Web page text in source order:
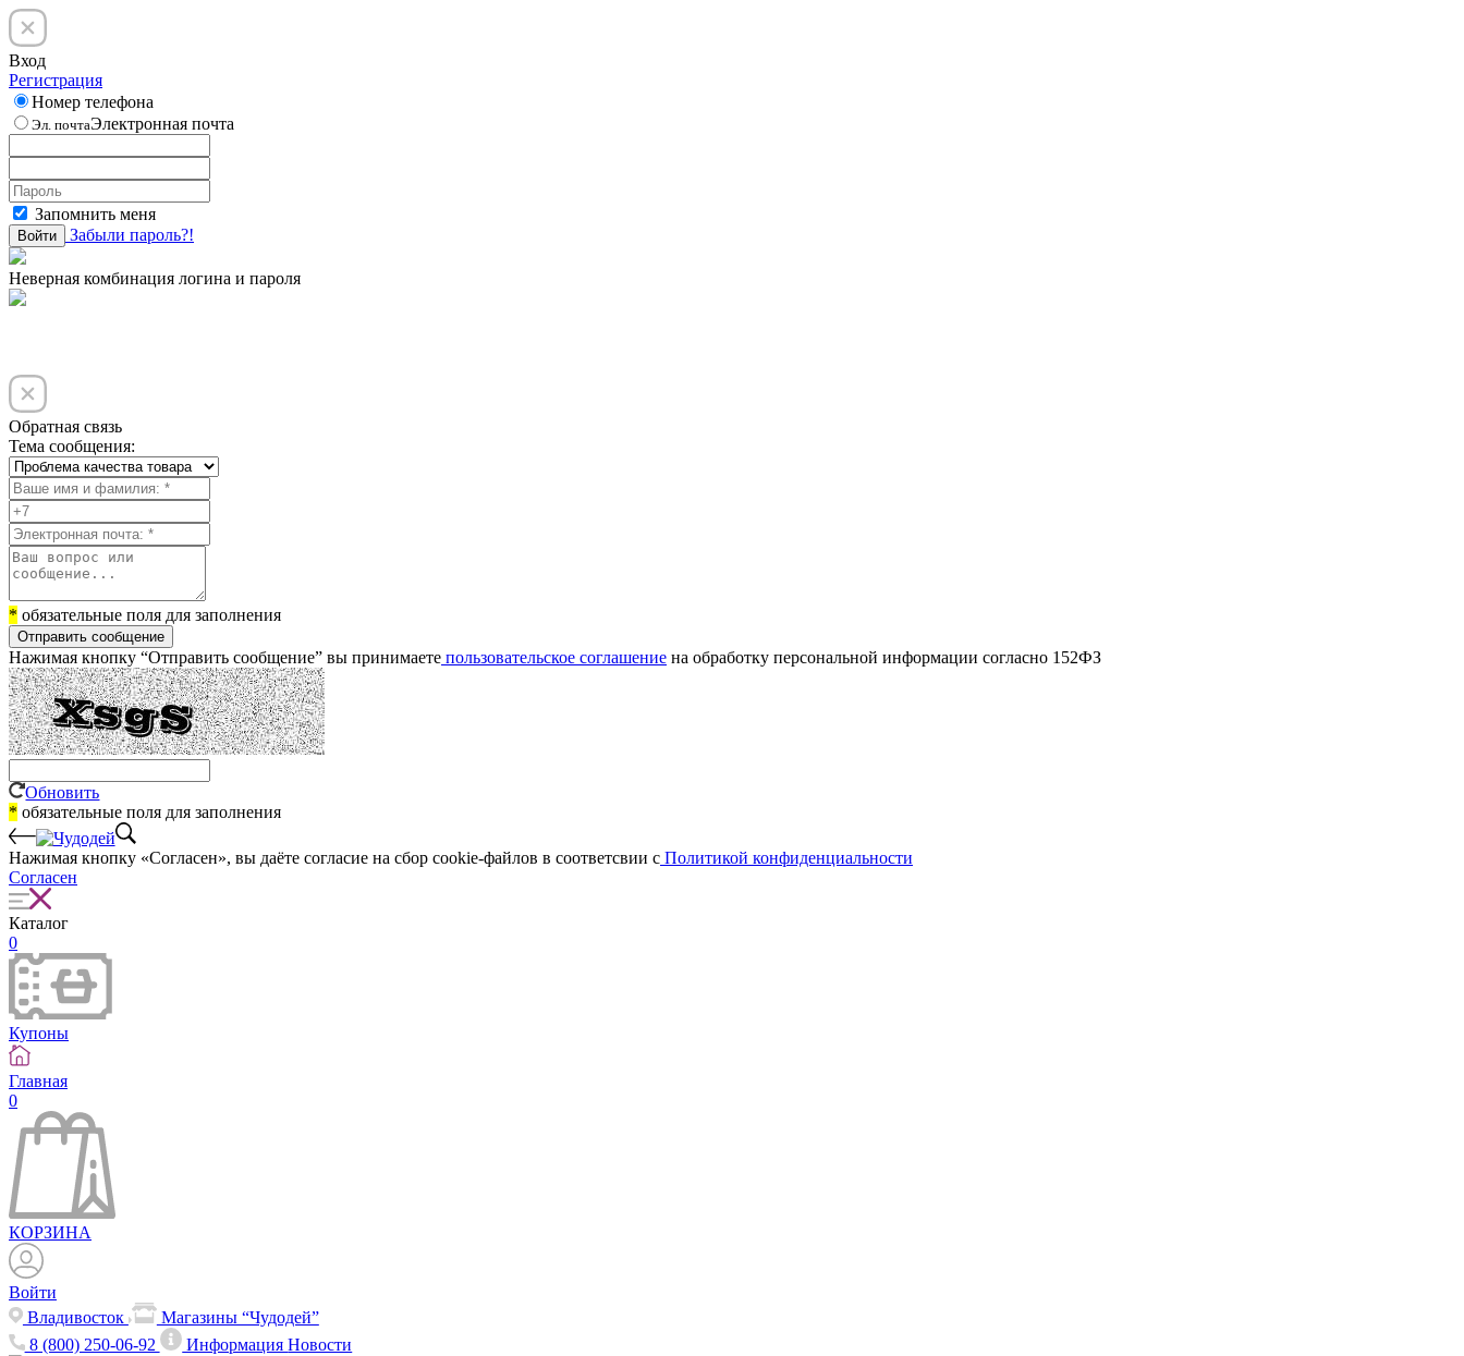
Вход
Регистрация
Номер телефона
Эл. почтаЭлектронная почта
Запомнить меня
Войти Забыли пароль?!
Неверная комбинация логина и пароля
Обратная связь
Тема сообщения:
* обязательные поля для заполнения
Отправить сообщение
Нажимая кнопку “Отправить сообщение” вы принимаете пользовательское соглашение на обработку персональной информации согласно 152ФЗ
Обновить
* обязательные поля для заполнения
Нажимая кнопку «Согласен», вы даёте cогласие на сбор cookie-файлов в соответсвии с Политикой конфиденциальности
Согласен
Каталог
0
Купоны
Главная
0
КОРЗИНА
Войти
Владивосток
Магазины “Чудодей”
8 (800) 250-06-92
ИнформацияНовости